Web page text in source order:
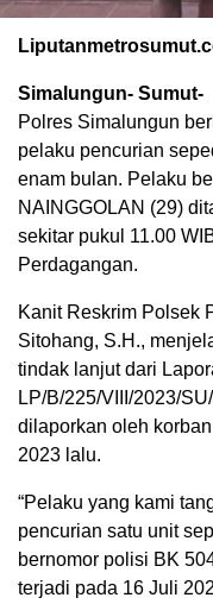
Simalungun- Sumut-
Polres Simalungun
pelaku pencurian
enam bulan. Pelaku
NAINGGOLAN (29)
sekitar pukul 11.00
Perdagangan.
Kanit Reskrim Polsek
Sitohang, S.H.,
tindak lanjut dari
LP/B/225/VIII/2023/
dilaporkan oleh
2023 lalu.
“Pelaku yang kami
pencurian satu unit
bernomor polisi BK
terjadi pada 16 Juli